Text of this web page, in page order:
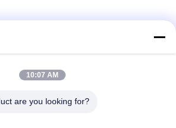
route yunping, secteur jiading, Changhaï,
10:07 AM
are you looking for?